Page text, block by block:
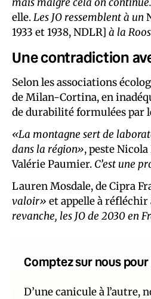
elle.Les JO ressemblent à un
1933 et 1938, NDLR] à la
Une contradiction
Selon les associations
de Milan-Cortina, en
de durabilité formulées par
«La montagne sert de
dans la région», peste
Valérie Paumier. C’est une
Lauren Mosdale, de Cipra
valoir» et appelle à réfléchir
revanche, les JO de 2030 en
Comptez sur nous
D’une canicule à l’autre,